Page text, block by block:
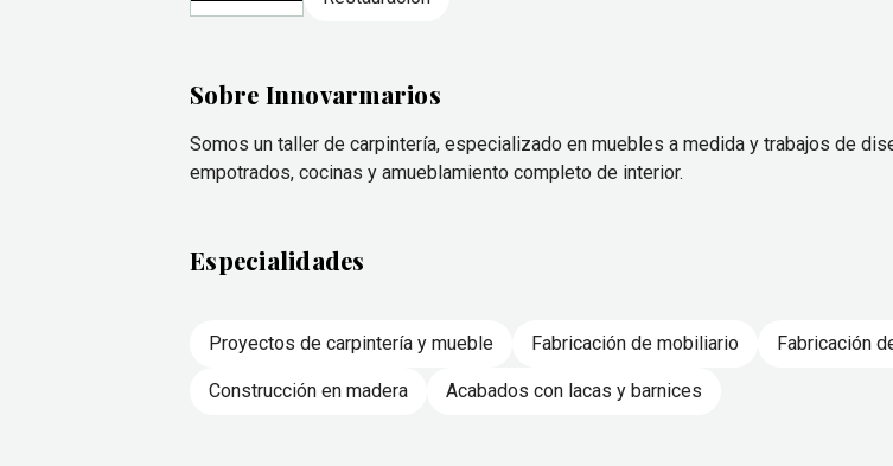
Sobre Innovarmarios
Somos un taller de carpintería, especializado en muebles a medida y trabajos de
empotrados, cocinas y amueblamiento completo de interior.
Especialidades
Proyectos de carpintería y mueble Fabricación de mobiliario Fabricación
Construcción en madera Acabados con lacas y barnices